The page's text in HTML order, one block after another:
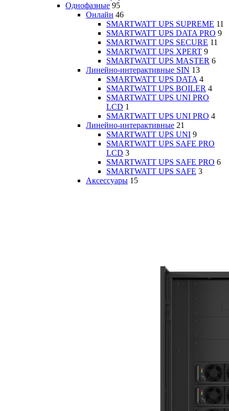
Однофазные 95
Онлайн 46
SMARTWATT UPS SUPREME 11
SMARTWATT UPS DATA PRO 9
SMARTWATT UPS SECURE 11
SMARTWATT UPS XPERT 9
SMARTWATT UPS MASTER 6
Линейно-интерактивные SIN 13
SMARTWATT UPS DATA 4
SMARTWATT UPS BOILER 4
SMARTWATT UPS UNI PRO
LCD 1
SMARTWATT UPS UNI PRO 4
Линейно-интерактивные 21
SMARTWATT UPS UNI 9
SMARTWATT UPS SAFE PRO
LCD 3
SMARTWATT UPS SAFE PRO 6
SMARTWATT UPS SAFE 3
Аксессуары 15